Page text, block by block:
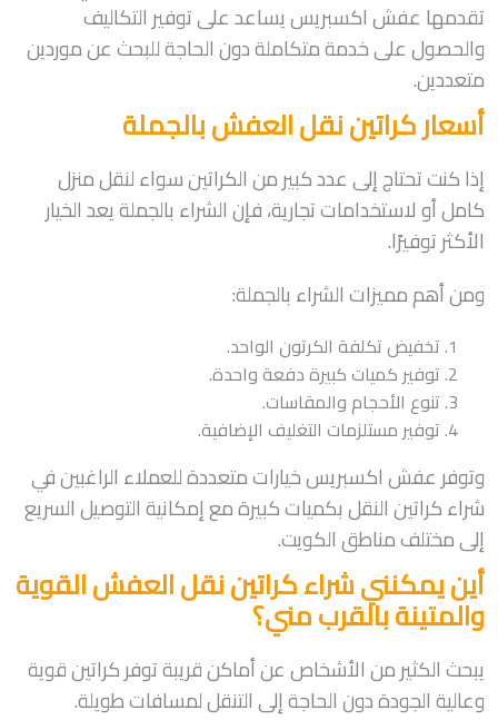
تقدمها عفش اكسبريس يساعد على توفير التكاليف
والحصول على خدمة متكاملة دون الحاجة للبحث عن موردين
متعددين.
أسعار كراتين نقل العفش بالجملة
إذا كنت تحتاج إلى عدد كبير من الكراتين سواء لنقل منزل
كامل أو لاستخدامات تجارية، فإن الشراء بالجملة يعد الخيار
الأكثر توفيرًا.
ومن أهم مميزات الشراء بالجملة:
تخفيض تكلفة الكرتون الواحد.
توفير كميات كبيرة دفعة واحدة.
تنوع الأحجام والمقاسات.
توفير مستلزمات التغليف الإضافية.
وتوفر عفش اكسبريس خيارات متعددة للعملاء الراغبين في
شراء كراتين النقل بكميات كبيرة مع إمكانية التوصيل السريع
إلى مختلف مناطق الكويت.
أين يمكنني شراء كراتين نقل العفش القوية
والمتينة بالقرب مني؟
يبحث الكثير من الأشخاص عن أماكن قريبة توفر كراتين قوية
وعالية الجودة دون الحاجة إلى التنقل لمسافات طويلة.